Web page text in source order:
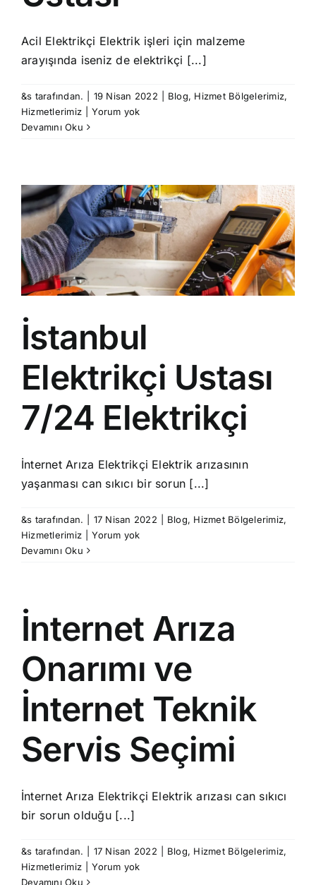
Acil Elektrikçi Elektrik işleri için malzeme
arayışında iseniz de elektrikçi [...]
&s tarafından. 19 Nisan 2022 Blog, Hizmet Bölgelerimiz,
Hizmetlerimiz
Yorum yok
Devamını Oku
İstanbul
Elektrikçi Ustası
7/24 Elektrikçi
İnternet Arıza Elektrikçi Elektrik arızasının
yaşanması can sıkıcı bir sorun [...]
&s tarafından. 17 Nisan 2022 Blog, Hizmet Bölgelerimiz,
Hizmetlerimiz
Yorum yok
Devamını Oku
İnternet Arıza
Onarımı ve
İnternet Teknik
Servis Seçimi
İnternet Arıza Elektrikçi Elektrik arızası can sıkıcı
bir sorun olduğu [...]
&s tarafından. 17 Nisan 2022 Blog, Hizmet Bölgelerimiz,
Hizmetlerimiz
Yorum yok
Devamını Oku